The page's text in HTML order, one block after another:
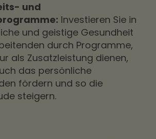
und
Investieren Sie in
und geistige Gesundheit
durch Programme,
als Zusatzleistung dienen,
das persönliche
fördern und so die
steigern.